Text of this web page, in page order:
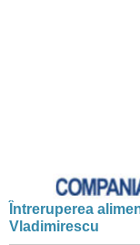
Întreruperea
Vladimirescu